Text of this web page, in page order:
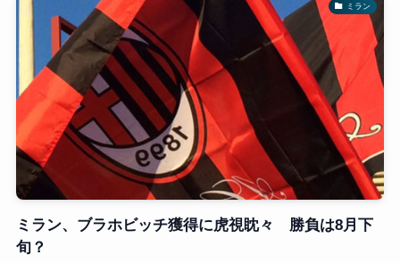
ミラン
ミラン、ブラホビッチ獲得に虎視眈々 勝負は8月下
旬？